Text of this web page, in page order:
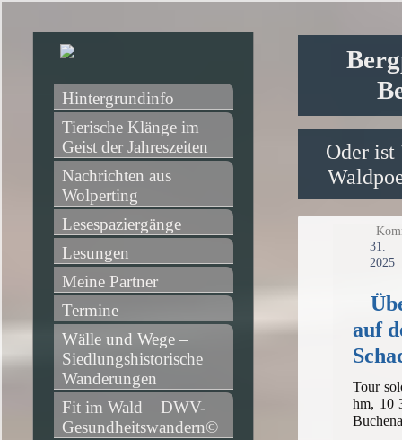
Oder ist
2025
auf
Tour
hm, 10
Hintergrundinfo
Tierische Klänge im
Geist der Jahreszeiten
Nachrichten aus
Wolperting
Lesespaziergänge
Lesungen
Meine Partner
Termine
Wälle und Wege –
Siedlungshistorische
Wanderungen
Fit im Wald – DWV-
Gesundheitswandern©